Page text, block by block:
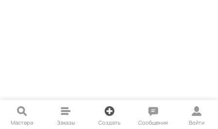
Мастера Заказы Создать Сообщения Войти